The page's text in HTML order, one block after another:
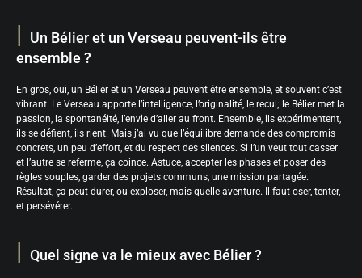
Un Bélier et un Verseau peuvent-ils être
ensemble ?
En gros, oui, un Bélier et un Verseau peuvent être ensemble, et souvent c’est
vibrant. Le Verseau apporte l’intelligence, l’originalité, le recul; le Bélier met la
passion, la spontanéité, l’envie d’aller au front. Ensemble, ils expérimentent,
ils se défient, ils rient. Mais j’ai vu que l’équilibre demande des compromis
concrets, un peu d’effort, et du respect des silences. Si l’un veut tout casser
et l’autre se referme, ça coince. Astuce, accepter les phases et poser des
règles souples, garder des projets communs, une mission partagée.
Résultat, ça peut durer, ou exploser, mais quelle aventure. Il faut oser, tenter,
et persévérer.
Quel signe va le mieux avec Bélier ?